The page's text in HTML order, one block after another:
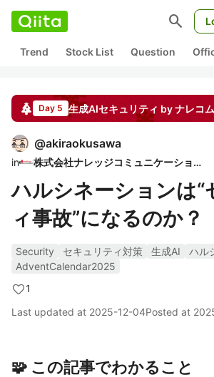
search
Trend Stock List Question
Day 5 生成AIセキュリティ by ナレコム
@akiraokusawa
in 株式会社ナレッジコミュニケーション
ハルシネーションは“
ィ事故”になるのか？
Security セキュリティ対策 生成AI
ハル
AdventCalendar2025
1
Last updated at 2025-12-04Posted at
🧩 この記事でわかること